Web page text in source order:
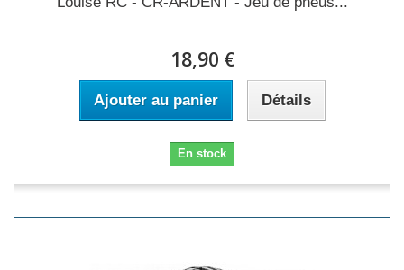
18,90 €
Ajouter au panier Détails
En stock